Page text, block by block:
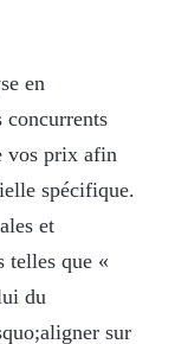
en
concurrents
vos prix afin
spécifique.
et
telles que «
du
sur